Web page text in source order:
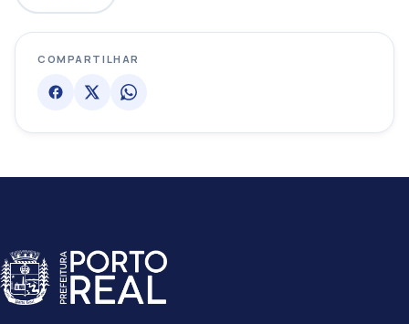
COMPARTILHAR